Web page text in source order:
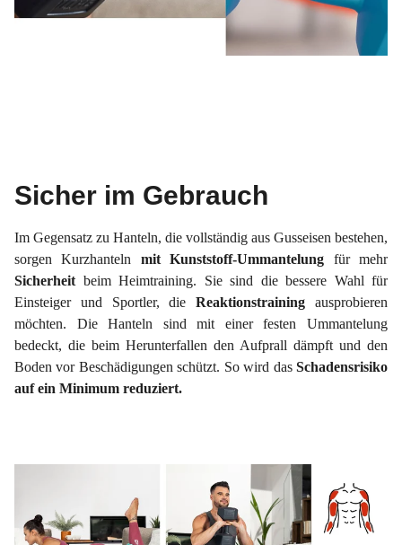
Sicher im Gebrauch
Im Gegensatz zu Hanteln, die vollständig aus Gusseisen bestehen,
sorgen Kurzhanteln mit Kunststoff-Ummantelung für mehr
Sicherheit beim Heimtraining. Sie sind die bessere Wahl für
Einsteiger und Sportler, dieReaktionstraining ausprobieren
möchten. Die Hanteln sind mit einer festen Ummantelung
bedeckt, die beim Herunterfallen den Aufprall dämpft und den
Boden vor Beschädigungen schützt. So wird das Schadensrisiko
auf ein Minimum reduziert.